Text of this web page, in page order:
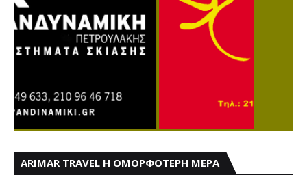
ARIMAR TRAVEL Η ΟΜΟΡΦΟΤΕΡΗ ΜΕΡΑ